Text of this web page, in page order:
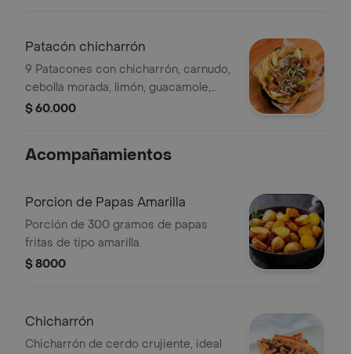
Patacón chicharrón
9 Patacones con chicharrón, carnudo,
cebolla morada, limón, guacamole,
hogado y salsas de la casa.
$ 60.000
Acompañamientos
Porcion de Papas Amarilla
Porción de 300 gramos de papas
fritas de tipo amarilla.
$ 8000
Chicharrón
Chicharrón de cerdo crujiente, ideal